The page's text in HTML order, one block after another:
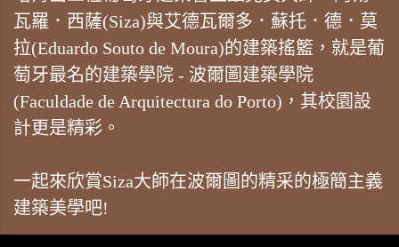
瓦羅．西薩(Siza)與艾德瓦爾多．蘇托．德．莫
拉(Eduardo Souto de Moura)的建築搖籃，就是葡
萄牙最名的建築學院 - 波爾圖建築學院
(Faculdade de Arquitectura do Porto)，其校園設
計更是精彩。
一起來欣賞Siza大師在波爾圖的精采的極簡主義
建築美學吧!